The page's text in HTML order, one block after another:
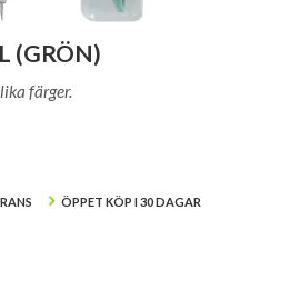
(GRÖN)
färger.
ÖPPET KÖP I 30 DAGAR